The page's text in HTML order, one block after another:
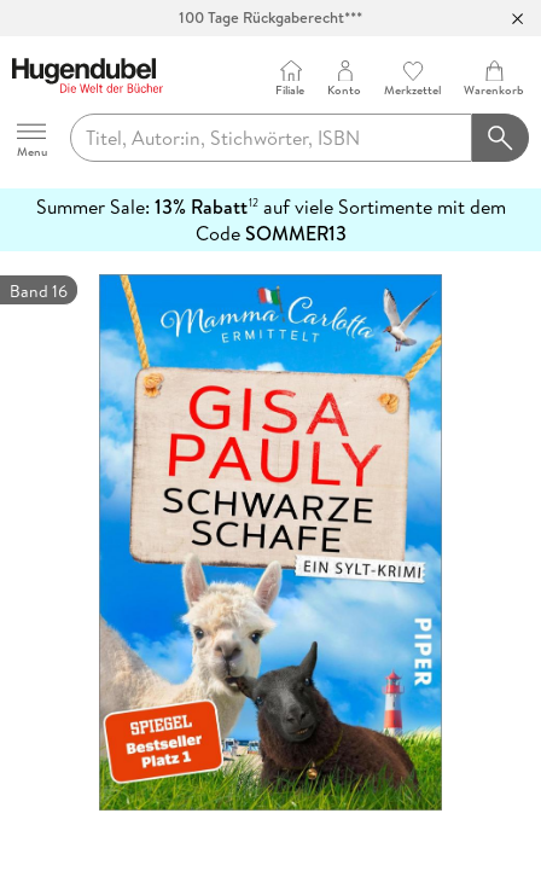
100 Tage Rückgaberecht***
Hugendubel
Menu
Filiale Konto Merkzettel Warenkorb
Summer Sale: 13% Rabatt12auf viele Sortimente mit dem
CodeSOMMER13
erfahren
Band 16